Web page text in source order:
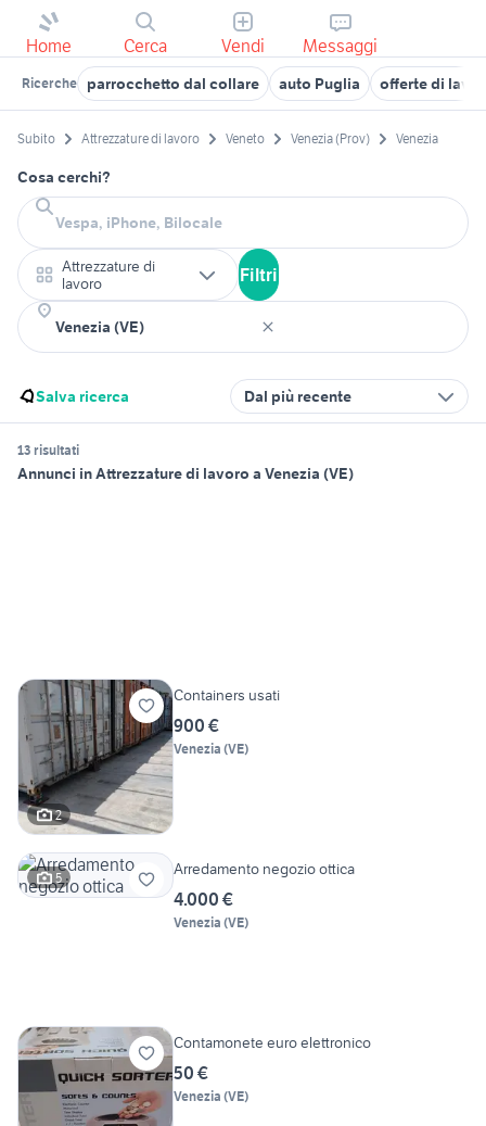
Home Cerca Vendi Messaggi
Ricerche parrocchetto dal collare auto Puglia offerte di
Subito Attrezzature di lavoro Veneto Venezia (Prov) Venezia
Cosa cerchi?
Attrezzature di
lavoro
Filtri
Salva ricerca Dal più recente
13 risultati
Annunci in Attrezzature di lavoro a Venezia (VE)
2
Containers usati
900 €
Venezia (VE)
5 Arredamento negozio ottica
4.000 €
Venezia (VE)
Contamonete euro elettronico
50 €
Venezia (VE)